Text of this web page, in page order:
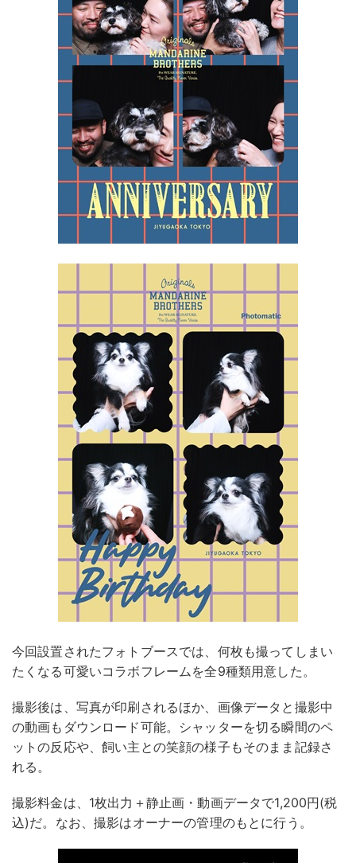
今回設置されたフォトブースでは、何枚も撮ってしまい
たくなる可愛いコラボフレームを全9種類用意した。
撮影後は、写真が印刷されるほか、画像データと撮影中
の動画もダウンロード可能。シャッターを切る瞬間のペ
ットの反応や、飼い主との笑顔の様子もそのまま記録さ
れる。
撮影料金は、1枚出力＋静止画・動画データで1,200円(税
込)だ。なお、撮影はオーナーの管理のもとに行う。